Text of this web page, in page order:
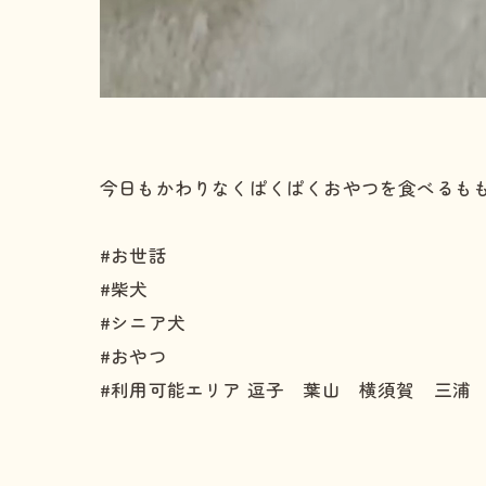
今日もかわりなくぱくぱくおやつを食べるも
#お世話
#柴犬
#シニア犬
#おやつ
#利用可能エリア 逗子 葉山 横須賀 三浦